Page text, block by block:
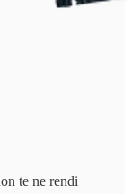
te ne rendi